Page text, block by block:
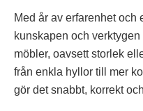
Med år av erfarenhet och
kunskapen och
möbler, oavsett storlek
från enkla hyllor till mer
gör det snabbt, korrekt